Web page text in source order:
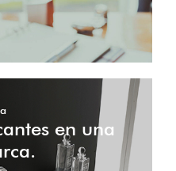
en una